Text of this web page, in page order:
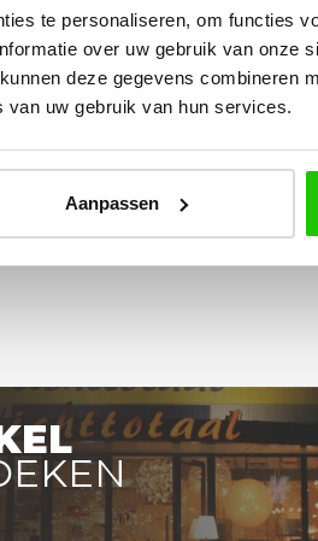
te personaliseren, om functies
over uw gebruik van onze
deze gegevens combineren
uw gebruik van hun services.
Aanpassen